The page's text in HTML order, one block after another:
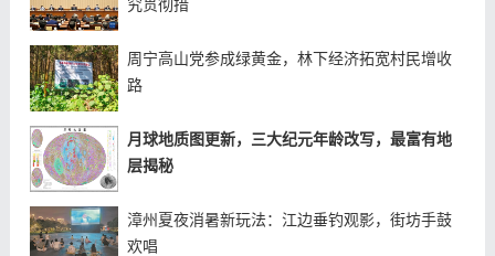
究贯彻措
周宁高山党参成绿黄金，林下经济拓宽村民增收
路
月球地质图更新，三大纪元年龄改写，最富有地
层揭秘
漳州夏夜消暑新玩法：江边垂钓观影，街坊手鼓
欢唱